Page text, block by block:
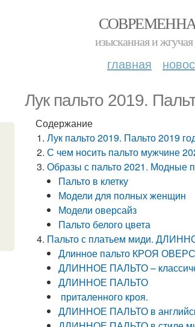
изысканная и
главная
Лук пальто 2019.
Содержание
Лук пальто 2019. Пальто 2019
С чем носить пальто мужчине
Образы с пальто 2021. Модные
Пальто в клетку
Модели для полных женщин
Модели оверсайз
Пальто белого цвета
Пальто с платьем миди.
Длинное пальто КРОЯ
ДЛИННОЕ ПАЛЬТО –
ДЛИННОЕ ПАЛЬТО
приталенного кроя.
ДЛИННОЕ ПАЛЬТО в